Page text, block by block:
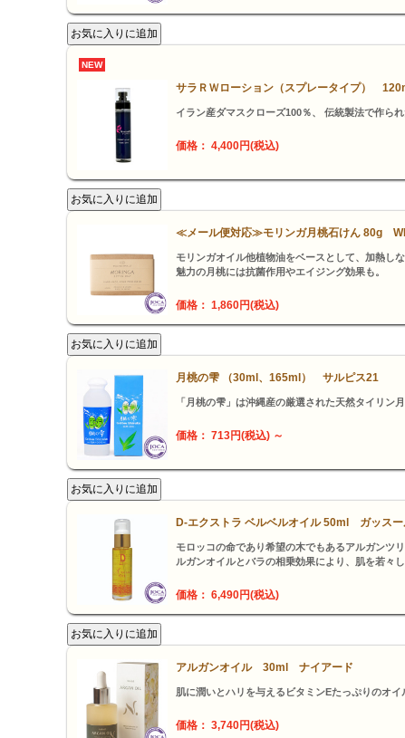
NEW
サラＲＷローション（スプレータイプ）
イラン産ダマスクローズ100％、 伝統製法で作ら
価格： 4,400円(税込)
≪メール便対応≫モリンガ月桃石けん 80g
モリンガオイル他植物油をベースとして、加熱し
魅力の月桃には抗菌作用やエイジング効果も。
価格： 1,860円(税込)
月桃の雫 （30ml、165ml） サルピス21
「月桃の雫」は沖縄産の厳選された天然タイリン
価格： 713円(税込) ～
D-エクストラ ベルベルオイル 50ml ガッスー
モロッコの命であり希望の木でもあるアルガンツ
ルガンオイルとバラの相乗効果により、肌を若々
価格： 6,490円(税込)
アルガンオイル 30ml ナイアード
肌に潤いとハリを与えるビタミンEたっぷりのオ
価格： 3,740円(税込)